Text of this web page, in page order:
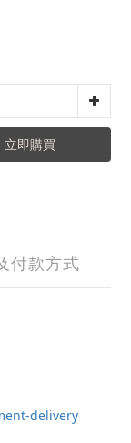
立即購買
付款方式
delivery